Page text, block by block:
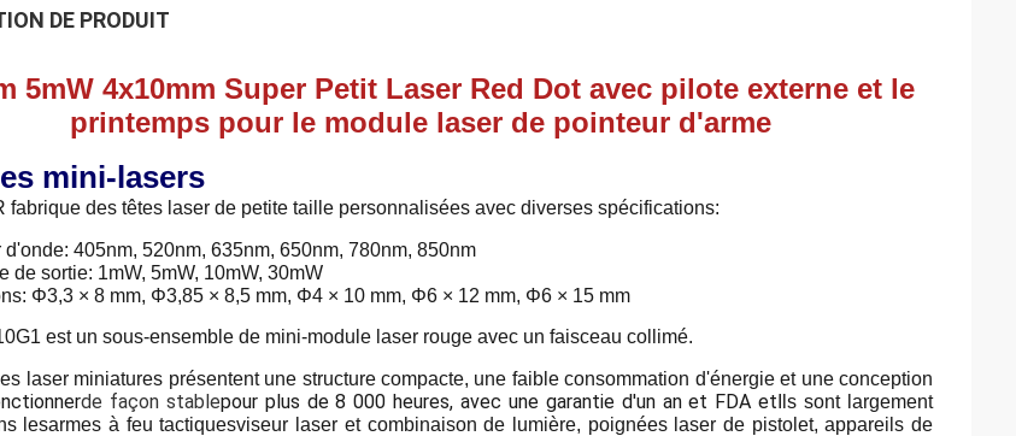
DE PRODUIT
5mW 4x10mm Super Petit Laser Red Dot avec pilote externe et le
printemps pour le module laser de pointeur d'arme
mini-lasers
fabrique des têtes laser de petite taille personnalisées avec diverses spécifications:
d'onde: 405nm, 520nm, 635nm, 650nm, 780nm, 850nm
de sortie: 1mW, 5mW, 10mW, 30mW
Φ3,3 × 8 mm, Φ3,85 × 8,5 mm, Φ4 × 10 mm, Φ6 × 12 mm, Φ6 × 15 mm
est un sous-ensemble de mini-module laser rouge avec un faisceau collimé.
laser miniatures présentent une structure compacte, une faible consommation d'énergie et une conception
de façon stablepour plus de 8 000 heures, avec une garantie d'un an et FDA et Ils sont largement
lesarmes à feu tactiquesviseur laser et combinaison de lumière, poignées laser de pistolet, appareils de